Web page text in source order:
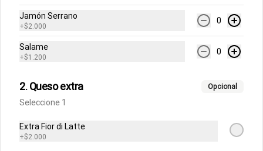
Fettuccine Pomodoro y
(tomates triturados italianos) , queso
parmesano y albahaca acompañados
Pasta fresca con salsa boloñesa con
Jamón Serrano
+$2.000
0
Salame
+$1.200
0
2. Queso extra Opcional
Seleccione 1
Extra Fior di Latte
+$2.000